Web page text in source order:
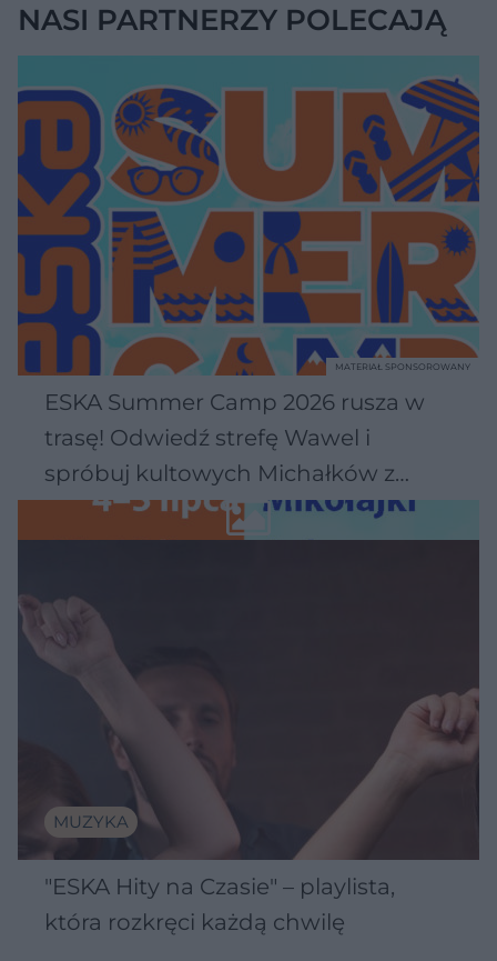
NASI PARTNERZY POLECAJĄ
ESKA Summer Camp 2026 rusza w
trasę! Odwiedź strefę Wawel i
spróbuj kultowych Michałków z
Wawelu
MATERIAŁ SPONSOROWANY
MUZYKA
"ESKA Hity na Czasie" – playlista,
która rozkręci każdą chwilę